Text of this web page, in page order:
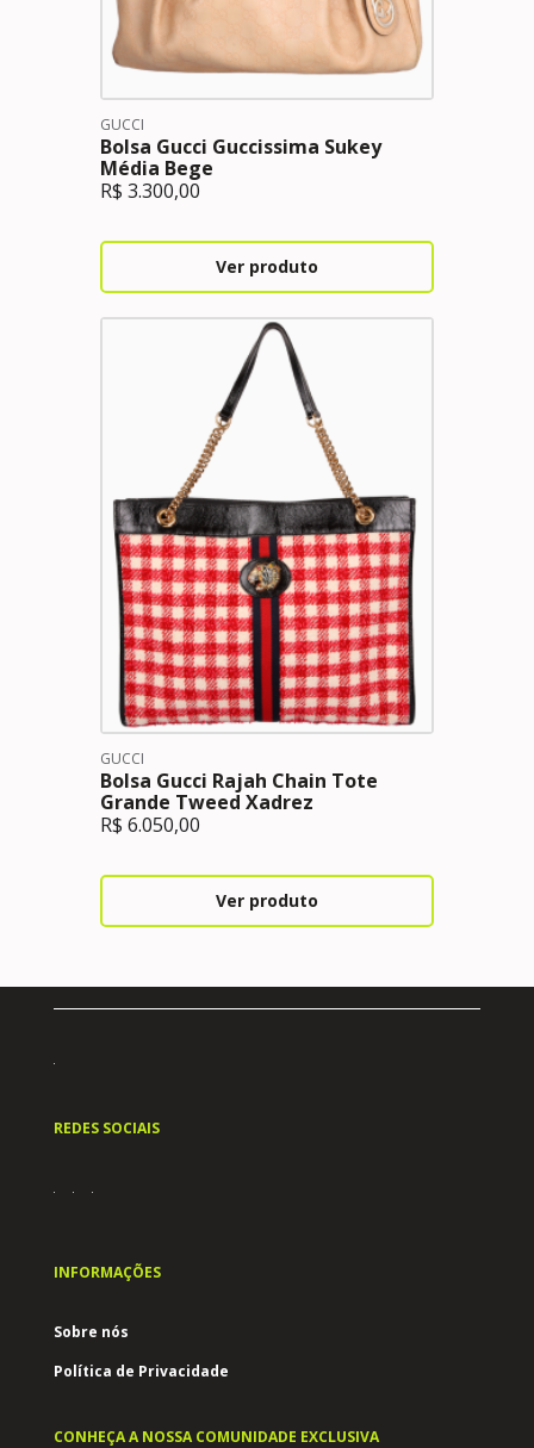
GUCCI
Bolsa Gucci Guccissima Sukey
Média Bege
R$ 3.300,00
Ver produto
GUCCI
Bolsa Gucci Rajah Chain Tote
Grande Tweed Xadrez
R$ 6.050,00
Ver produto
REDES SOCIAIS
INFORMAÇÕES
Sobre nós
Política de Privacidade
CONHEÇA A NOSSA COMUNIDADE EXCLUSIVA